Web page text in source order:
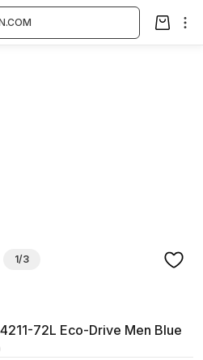
1/3
72L Eco-Drive Men Blue